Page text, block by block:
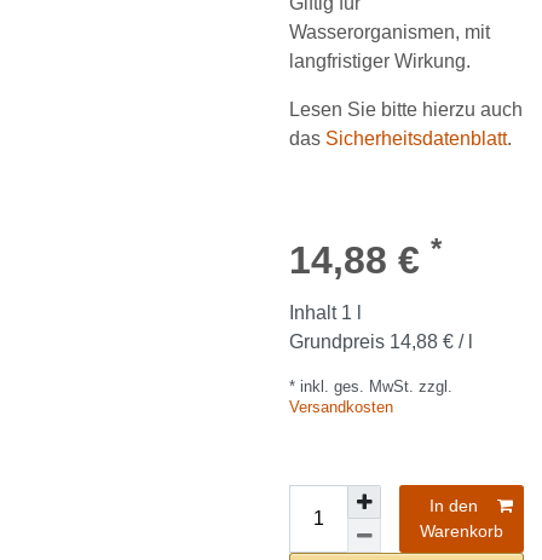
Wasserorganismen, mit
langfristiger Wirkung.
Lesen Sie bitte hierzu auch
das Sicherheitsdatenblatt.
14,88 € *
Inhalt 1
Grundpreis 14,88 € / l
* inkl. ges. MwSt. zzgl.
Versandkosten
In den
Warenkorb